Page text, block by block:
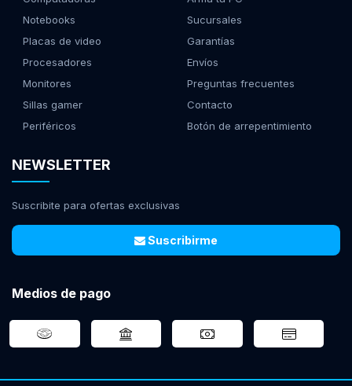
Notebooks
Placas de video
Procesadores
Monitores
Sillas gamer
Periféricos
Sucursales
Garantías
Envíos
Preguntas frecuentes
Contacto
Botón de arrepentimiento
NEWSLETTER
Suscribite para ofertas exclusivas
Suscribirme
Medios de pago